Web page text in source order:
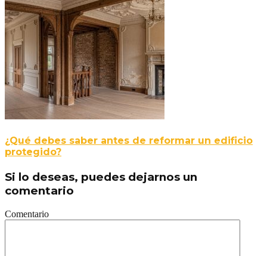
¿Qué debes saber antes de reformar un edificio
protegido?
Si lo deseas, puedes dejarnos un
comentario
Comentario